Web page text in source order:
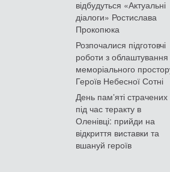
відбудуться «Актуальні
діалоги» Ростислава
Прокопюка
Розпочалися підготовчі
роботи з облаштування
меморіального
Героїв Небесної Сотні
День памʼяті страчених
під час теракту в
Оленівці: прийди на
відкриття виставки та
вшануй героїв